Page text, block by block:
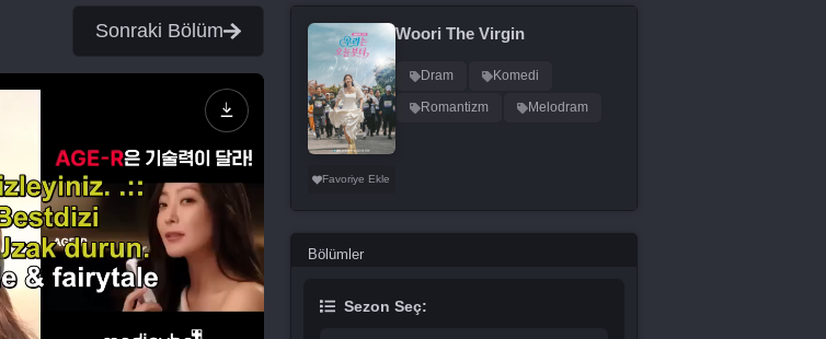
Sonraki Bölüm
Favoriye Ekle
Woori The Virgin
Dram Komedi
Romantizm Melodram
Bölümler
Sezon Seç: